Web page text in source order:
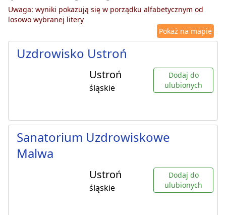
Uwaga: wyniki pokazują się w porządku alfabetycznym od
losowo wybranej litery
Pokaż na mapie
Uzdrowisko Ustroń
Ustroń
śląskie
Dodaj do
ulubionych
Sanatorium Uzdrowiskowe
Malwa
Ustroń
śląskie
Dodaj do
ulubionych